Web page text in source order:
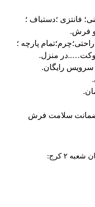
فانتزی ؛دستباف ؛
فرش.
پارچه ؛
منزل.
ضمانت سلامت فرش
۲ کرج: